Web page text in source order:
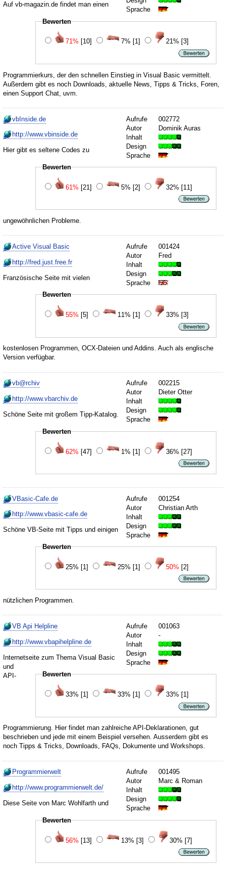
Sprache
Bewerten
71% [10] 7% [1] 21% [3]
Auf vb-magazin.de findet man einen
Programmierkurs, der den schnellen Einstieg in Visual Basic vermittelt.
Außerdem gibt es noch Downloads, aktuelle News, Tipps & Tricks, Foren,
einen Support Chat, uvm.
Aufrufe
002772
Autor
Dominik Auras
Inhalt
Design
Sprache
Bewerten
61% [21] 5% [2] 32% [11]
vbInside.de
http://www.vbinside.de
Hier gibt es seltene Codes zu
ungewöhnlichen Probleme.
Aufrufe
001424
Autor
Fred
Inhalt
Design
Sprache
Bewerten
55% [5] 11% [1] 33% [3]
Active Visual Basic
http://fred.just.free.fr
Französische Seite mit vielen
kostenlosen Programmen, OCX-Dateien und Addins. Auch als englische
Version verfügbar.
Aufrufe
002215
Autor
Dieter Otter
Inhalt
Design
Sprache
Bewerten
62% [47] 1% [1] 36% [27]
vb@rchiv
http://www.vbarchiv.de
Schöne Seite mit großem Tipp-Katalog.
Aufrufe
001254
Autor
Christian Arth
Inhalt
Design
Sprache
Bewerten
25% [1] 25% [1] 50% [2]
VBasic-Cafe.de
http://www.vbasic-cafe.de
Schöne VB-Seite mit Tipps und einigen
nützlichen Programmen.
Aufrufe
001063
Autor
-
Inhalt
Design
Sprache
Bewerten
33% [1] 33% [1] 33% [1]
VB Api Helpline
http://www.vbapihelpline.de
Internetseite zum Thema Visual Basic
und
API-
Programmierung. Hier findet man zahlreiche API-Deklarationen, gut
beschrieben und jede mit einem Beispiel versehen. Ausserdem gibt es
noch Tipps & Tricks, Downloads, FAQs, Dokumente und Workshops.
Aufrufe
001495
Autor
Marc & Roman
Inhalt
Design
Sprache
Bewerten
56% [13] 13% [3] 30% [7]
Programmierwelt
http://www.programmierwelt.de/
Diese Seite von Marc Wohlfarth und